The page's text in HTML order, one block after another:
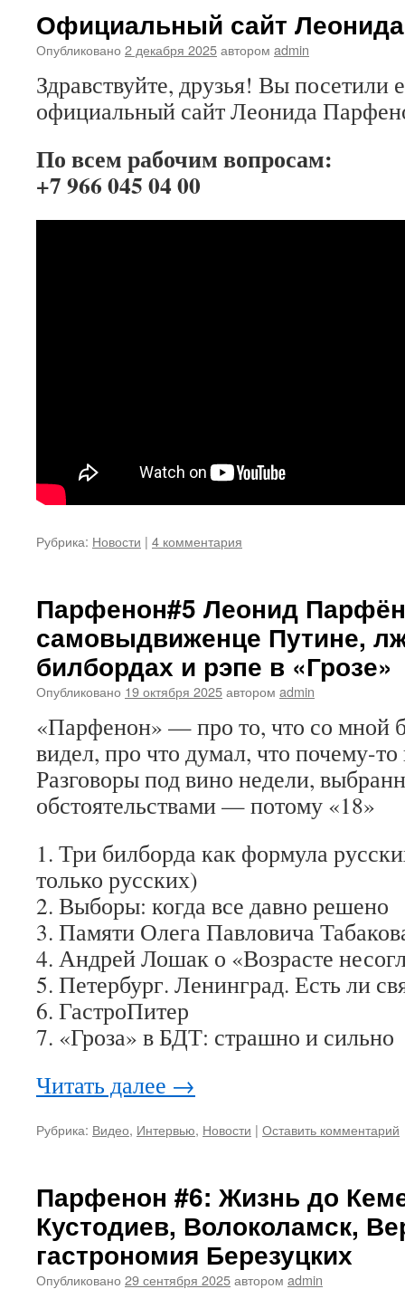
Официальный сайт
Опубликовано 2 декабря 2025автором admin
Здравствуйте, друзья! Вы посетили
официальный сайт Леонида
По всем рабочим вопросам:
+7 966 045 04 00
Рубрика: Новости | 4 комментария
Парфенон#5 Леонид
самовыдвиженце Путине,
билбордах и рэпе в «Грозе»
Опубликовано 19 октября 2025автором admin
«Парфенон» — про то, что со мной
видел, про что думал, что почему-
Разговоры под вино недели,
обстоятельствами — потому «18»
1. Три билборда как формула
только русских)
2. Выборы: когда все давно решено
3. Памяти Олега Павловича
4. Андрей Лошак о «Возрасте
5. Петербург. Ленинград. Есть ли
6. ГастроПитер
7. «Гроза» в БДТ: страшно и сильно
Читать далее →
Рубрика: Видео, Интервью, Новости | Оставить комментарий
Парфенон #6: Жизнь до
Кустодиев, Волоколамск,
гастрономия Березуцких
Опубликовано 29 сентября 2025автором admin